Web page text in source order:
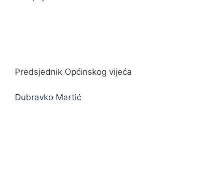
Predsjednik Općinskog vijeća
Dubravko Martić